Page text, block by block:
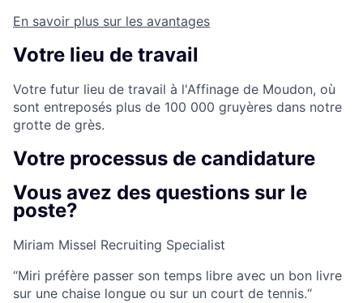
En savoir plus sur les avantages
Votre lieu de travail
Votre futur lieu de travail à l'Affinage de Moudon, où
sont entreposés plus de 100 000 gruyères dans notre
grotte de grès.
Votre processus de candidature
Vous avez des questions sur le
poste?
Miriam Missel Recruiting Specialist
“Miri préfère passer son temps libre avec un bon livre
sur une chaise longue ou sur un court de tennis.“